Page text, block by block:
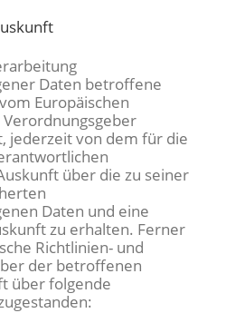
Daten betroffene
Europäischen
jederzeit von dem für die
über die zu seiner
Daten und eine
zu erhalten. Ferner
Richtlinien- und
der betroffenen
über folgende